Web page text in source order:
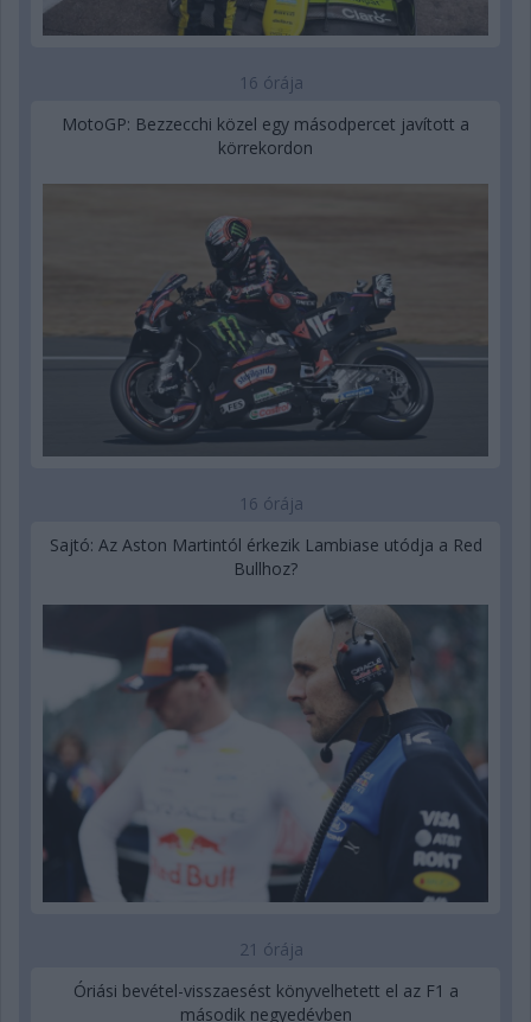
16 órája
MotoGP: Bezzecchi közel egy másodpercet javított a
körrekordon
16 órája
Sajtó: Az Aston Martintól érkezik Lambiase utódja a Red
Bullhoz?
21 órája
Óriási bevétel-visszaesést könyvelhetett el az F1 a
második negyedévben